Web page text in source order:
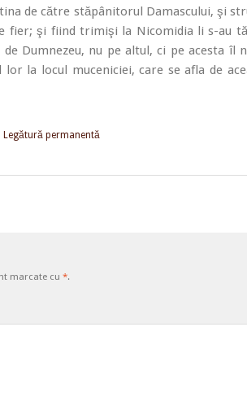
de către stăpânitorul Damascului, şi
fier; şi fiind trimişi la Nicomidia li s-au
Dumnezeu, nu pe altul, ci pe acesta îl
lor la locul muceniciei, care se afla de
Legătură permanentă
marcate cu *.